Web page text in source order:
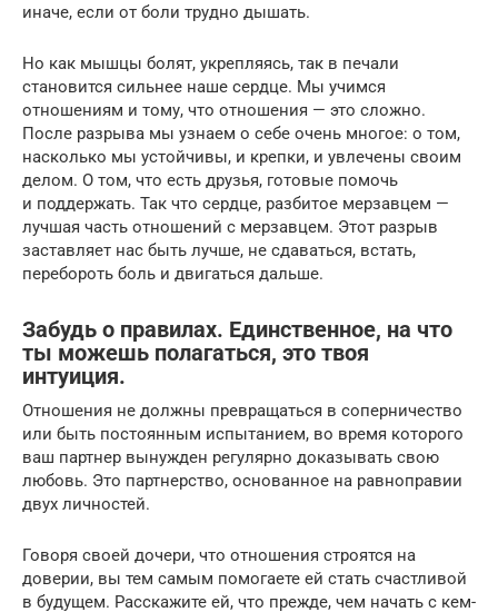
иначе, если от боли трудно дышать.
Но как мышцы болят, укрепляясь, так в печали
становится сильнее наше сердце. Мы учимся
отношениям и тому, что отношения — это сложно.
После разрыва мы узнаем о себе очень многое: о том,
насколько мы устойчивы, и крепки, и увлечены своим
делом. О том, что есть друзья, готовые помочь
и поддержать. Так что сердце, разбитое мерзавцем —
лучшая часть отношений с мерзавцем. Этот разрыв
заставляет нас быть лучше, не сдаваться, встать,
перебороть боль и двигаться дальше.
Забудь о правилах. Единственное, на что
ты можешь полагаться, это твоя
интуиция.
Отношения не должны превращаться в соперничество
или быть постоянным испытанием, во время которого
ваш партнер вынужден регулярно доказывать свою
любовь. Это партнерство, основанное на равноправии
двух личностей.
Говоря своей дочери, что отношения строятся на
доверии, вы тем самым помогаете ей стать счастливой
в будущем. Расскажите ей, что прежде, чем начать с кем-